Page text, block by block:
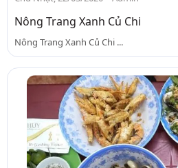
Nông Trang Xanh Củ Chi
Nông Trang Xanh Củ Chi ...